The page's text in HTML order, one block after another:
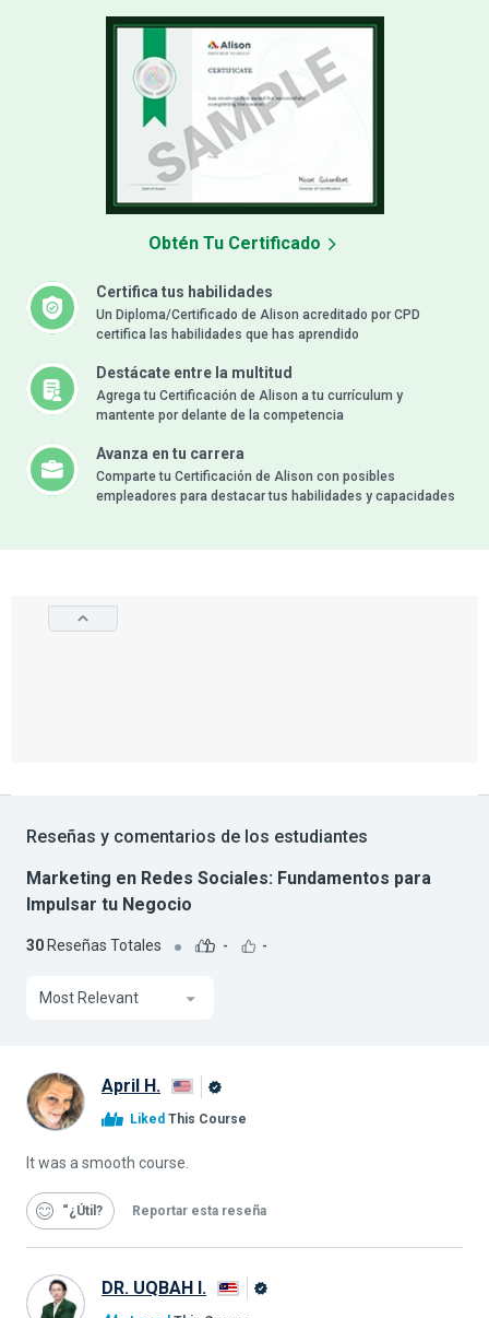
Certifica tus habilidades
Un Diploma/Certificado de Alison acreditado por CPD
certifica las habilidades que has aprendido
Destácate entre la multitud
Agrega tu Certificación de Alison a tu currículum y
mantente por delante de la competencia
Avanza en tu carrera
Comparte tu Certificación de Alison con posibles
empleadores para destacar tus habilidades y capacidades
Obtén Tu Certificado
Reseñas y comentarios de los estudiantes
Marketing en Redes Sociales: Fundamentos para
Impulsar tu Negocio
30 Reseñas Totales - -
Most Relevant
April H.
Liked This Course
It was a smooth course.
“¿Útil Reportar esta reseña
DR. UQBAH I.